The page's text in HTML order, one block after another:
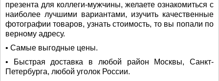
презента для коллеги-мужчины, желаете ознакомиться с
наиболее лучшими вариантами, изучить качественные
фотографии товаров, узнать стоимость, то вы попали по
верному адресу.
• Самые выгодные цены.
• Быстрая доставка в любой район Москвы, Санкт-
Петербурга, любой уголок России.